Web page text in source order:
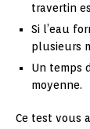
travertin
Si l’eau
plusieurs
Un temps
moyenne.
Ce test vous